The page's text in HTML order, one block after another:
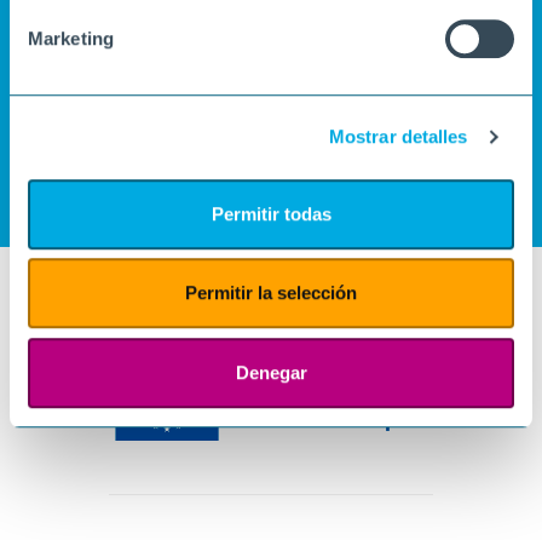
Marketing
Mostrar detalles
Permitir todas
Permitir la selección
Denegar